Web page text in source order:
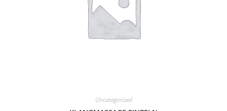
Uncategorized